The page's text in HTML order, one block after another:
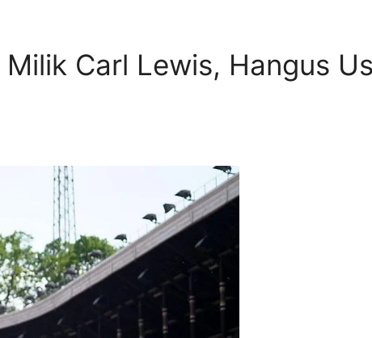
Carl Lewis, Hangus